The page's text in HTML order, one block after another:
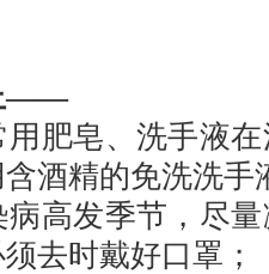
——
皂、洗手液在
酒精的免洗洗手
发季节，尽量
去时戴好口罩；